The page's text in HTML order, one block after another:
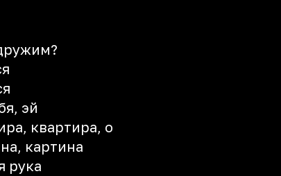
эй
квартира, о
картина
рука